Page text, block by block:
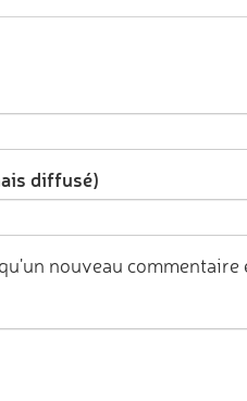
diffusé)
nouveau commentaire